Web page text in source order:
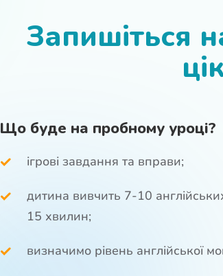
Запишіться
Що буде на пробному уроці?
ігрові завдання та вправи;
дитина вивчить 7-10
15 хвилин;
визначимо рівень англійської